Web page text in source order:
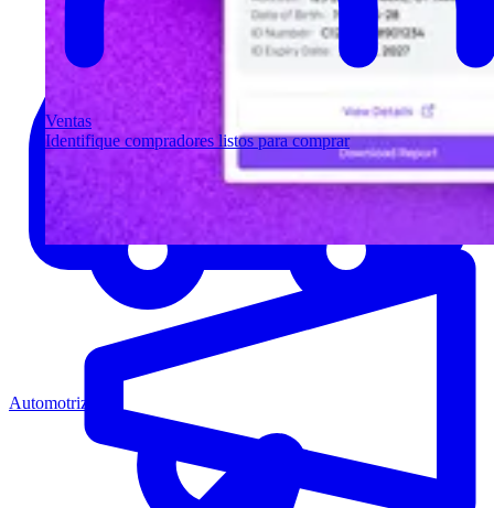
Ventas
Identifique compradores listos para comprar
Automotriz